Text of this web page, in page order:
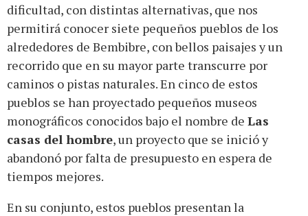
dificultad, con distintas alternativas, que nos
permitirá conocer siete pequeños pueblos de los
alrededores de Bembibre, con bellos paisajes y un
recorrido que en su mayor parte transcurre por
caminos o pistas naturales. En cinco de estos
pueblos se han proyectado pequeños museos
monográficos conocidos bajo el nombre de Las
casas del hombre, un proyecto que se inició y
abandonó por falta de presupuesto en espera de
tiempos mejores.
En su conjunto, estos pueblos presentan la